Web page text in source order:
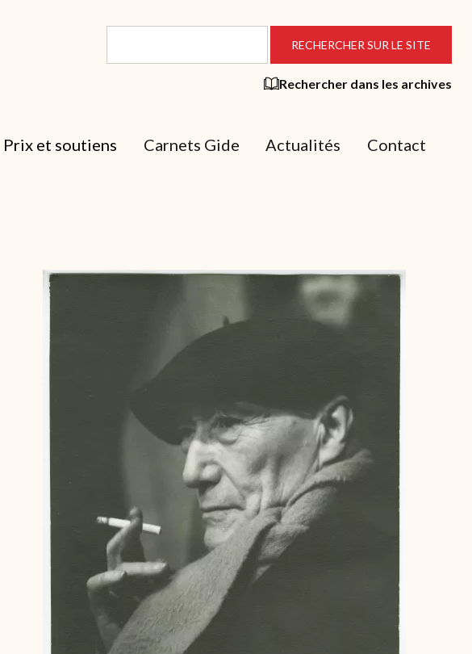
Rechercher dans les archives
Prix et soutiens Carnets Gide Actualités Contact
Archive